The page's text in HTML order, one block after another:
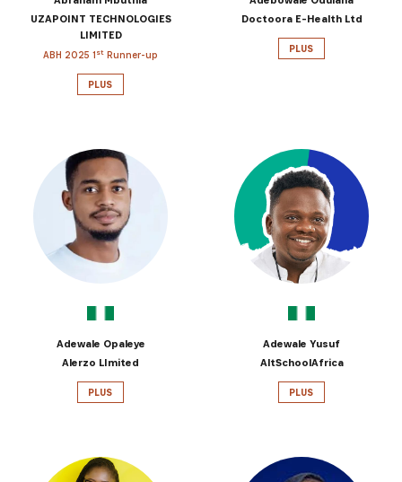
UZAPOINT TECHNOLOGIES
LIMITED
ABH 2025 1 st Runner-up
PLUS
Doctoora E-Health Ltd
PLUS
Adewale Opaleye
Alerzo LImited
PLUS
Adewale Yusuf
AltSchoolAfrica
PLUS